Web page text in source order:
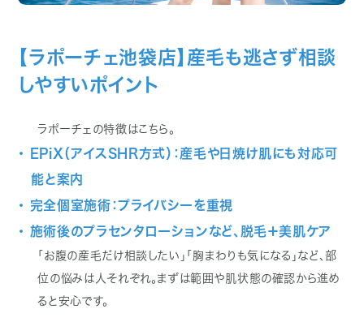
【ラポーチェ池袋店】産毛も逃さず相談
しやすいポイント
ラポーチェの特徴はこちら。
・ EPiX（アイスSHR方式）：産毛や日焼け肌にも対応可
能と案内
・ 完全個室施術：プライバシーを重視
・ 施術後のプラセンタローションなど、脱毛＋美肌ケア
「お腹の産毛だけ相談したい」「胸まわりも気になる」など、部
位の悩みは人それぞれ。まずは範囲や肌状態の確認から進め
ると安心です。